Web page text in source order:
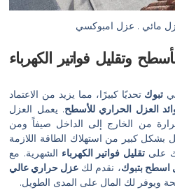
مائي . عزل امبوكسي
وتقليل فواتير الكهرباء
تبوك تحديًا كبيرًا، مما يزيد من الاعتماد
العزل الحراري للأسطح. يعمل العزل
من الخارج إلى الداخل صيفاً ومن
بشكل كبير من استهلاك الطاقة اللازمة
علىتقليل فواتير الكهرباء الشهرية. مع
بتبوك، نقدم لك عزل حراري عالي
ويوفر لك المال على المدى الطويل.